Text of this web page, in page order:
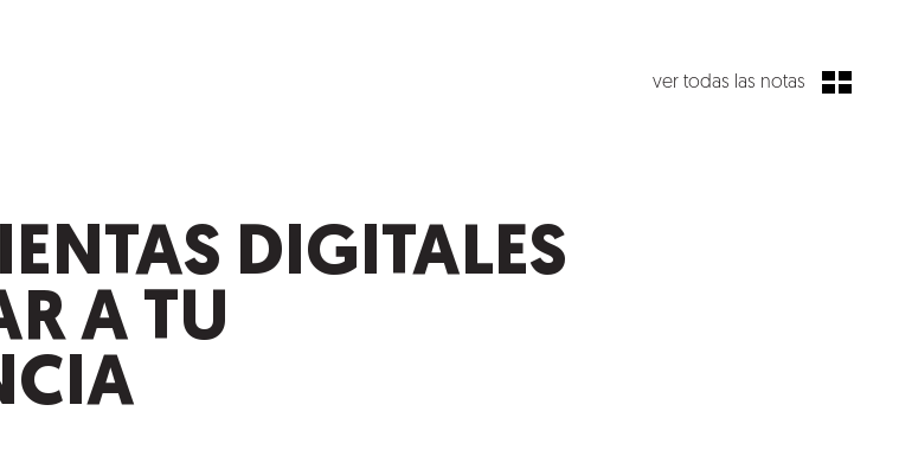
ver todas las notas
DIGITALES
A TU